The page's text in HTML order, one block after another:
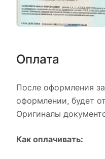
Оплата
После оформления
оформлении, будет
Оригиналы
Как оплачивать: